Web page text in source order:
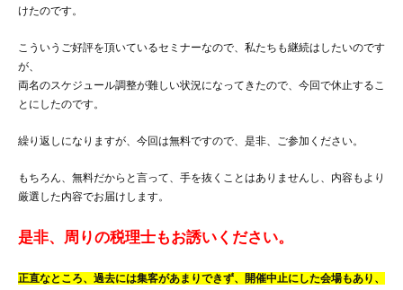
けたのです。
こういうご好評を頂いているセミナーなので、私たちも継続はしたいのです
が、
両名のスケジュール調整が難しい状況になってきたので、今回で休止するこ
とにしたのです。
繰り返しになりますが、今回は無料ですので、是非、ご参加ください。
もちろん、無料だからと言って、手を抜くことはありませんし、内容もより
厳選した内容でお届けします。
是非、周りの税理士もお誘いください。
正直なところ、過去には集客があまりできず、開催中止にした会場もあり、